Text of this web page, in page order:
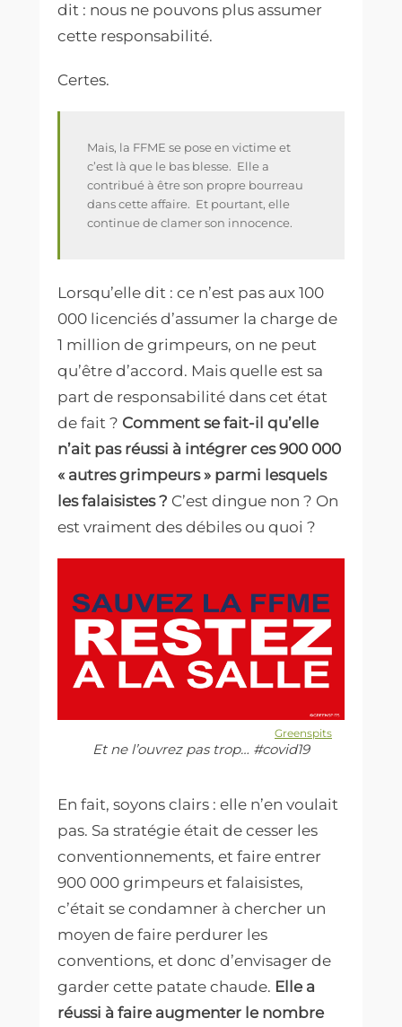
dit : nous ne pouvons plus assumer
cette responsabilité.
Certes.
Mais, la FFME se pose en victime et
c’est là que le bas blesse. Elle a
contribué à être son propre bourreau
dans cette affaire. Et pourtant, elle
continue de clamer son innocence.
Lorsqu’elle dit : ce n’est pas aux 100
000 licenciés d’assumer la charge de
1 million de grimpeurs, on ne peut
qu’être d’accord. Mais quelle est sa
part de responsabilité dans cet état
de fait ? Comment se fait-il qu’elle
n’ait pas réussi à intégrer ces 900 000
« autres grimpeurs » parmi lesquels
les falaisistes ? C’est dingue non ? On
est vraiment des débiles ou quoi ?
Greenspits
Et ne l’ouvrez pas trop… #covid19
En fait, soyons clairs : elle n’en voulait
pas. Sa stratégie était de cesser les
conventionnements, et faire entrer
900 000 grimpeurs et falaisistes,
c’était se condamner à chercher un
moyen de faire perdurer les
conventions, et donc d’envisager de
garder cette patate chaude. Elle a
réussi à faire augmenter le nombre